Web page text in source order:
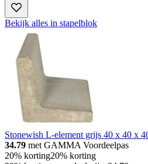
Bekijk alles in stapelblok
Stonewish L-element grijs 40 x 40 x
34.79 met GAMMA Voordeelpas
20% korting20% korting